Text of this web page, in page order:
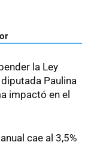
la Ley
Paulina
impactó en el
cae al 3,5%